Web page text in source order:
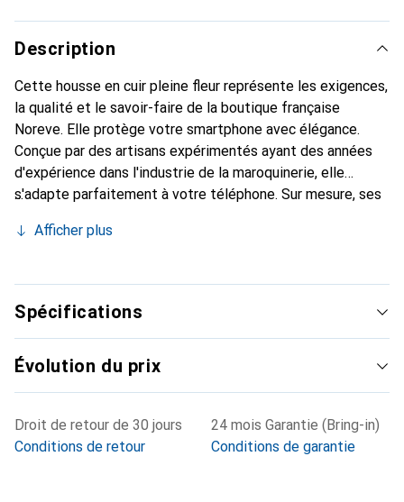
Description
Cette housse en cuir pleine fleur représente les exigences,
la qualité et le savoir-faire de la boutique française
Noreve. Elle protège votre smartphone avec élégance.
Conçue par des artisans expérimentés ayant des années
d'expérience dans l'industrie de la maroquinerie, elle
s'adapte parfaitement à votre téléphone. Sur mesure, ses
peau. Elle devient l'accessoire chic et indispensable pour
ses produits de haute qualité, la marque Noreve est un
choix fiable pour une clientèle exigeante.
Afficher plus
Spécifications
Évolution du prix
Droit de retour de 30 jours
Conditions de retour
24 mois Garantie (Bring-in)
Conditions de garantie